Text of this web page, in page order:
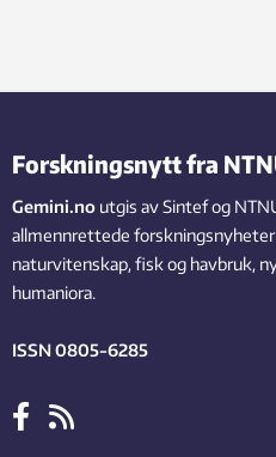
Forskningsnytt fra
Gemini.no utgis av Sintef og
allmennrettede
naturvitenskap, fisk og havbruk,
humaniora.
ISSN 0805-6285